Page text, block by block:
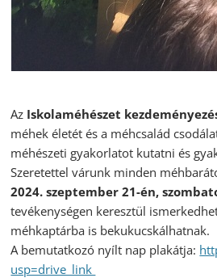
Az Iskolaméhészet
méhek életét és a méhcsalád
méhészeti gyakorlatot kutatni és
Szeretettel várunk minden
2024. szeptember 21-én,
tevékenységen keresztül
méhkaptárba is bekukucskálhatnak.
A bemutatkozó nyílt nap plakátja:
usp=drive_link